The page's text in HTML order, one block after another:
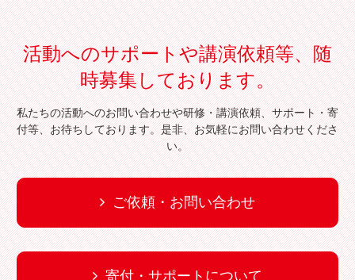
活動へのサポートや講演依頼等、随
時募集しております。
私たちの活動へのお問い合わせや研修・講演依頼、サポート・寄
付等、お待ちしております。是非、お気軽にお問い合わせくださ
い。
ご依頼・お問い合わせ
寄付・サポートについて